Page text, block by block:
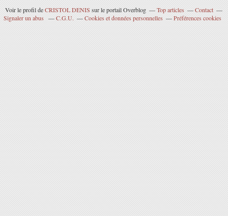
Voir le profil deCRISTOL DENIS sur le portail Overblog Top articles
Contact
Signaler un abus
C.G.U. Cookies et données personnelles Préférences cookies